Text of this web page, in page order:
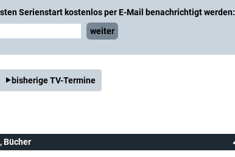
Serienstart kostenlos per E-Mail benachrichtigt werden:
weiter
bisherige TV-Termine
Bücher